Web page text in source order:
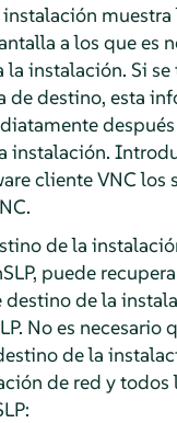
a los que es
la instalación. Si se
de destino, esta
instalación.
cliente VNC los
de la
puede
de la
No es necesario
de la
de red y todos